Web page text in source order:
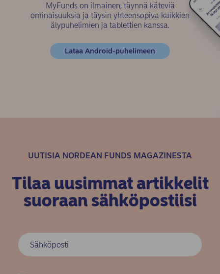
MyFunds on ilmainen, täynnä käteviä
ominaisuuksia ja täysin yhteensopiva kaikkien
älypuhelimien ja tablettien kanssa.
Lataa Android-puhelimeen (opens in new
UUTISIA NORDEAN FUNDS MAGAZINESTA
Tilaa uusimmat artikkelit
suoraan sähköpostiisi